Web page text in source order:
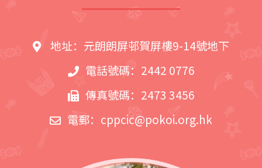
地址：元朗朗屏邨賀屏樓9-14號地下
電話號碼：2442 0776
傳真號碼：2473 3456
電郵： cppcic@pokoi.org.hk